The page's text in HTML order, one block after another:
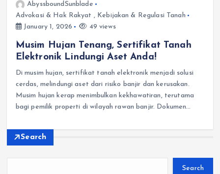
AbyssboundSunblade
Advokasi & Hak Rakyat , Kebijakan & Regulasi Tanah
January 1, 2026
49 views
Musim Hujan Tenang, Sertifikat Tanah
Elektronik Lindungi Aset Anda!
Di musim hujan, sertifikat tanah elektronik menjadi solusi
cerdas, melindungi aset dari risiko banjir dan kerusakan.
Musim hujan kerap menimbulkan kekhawatiran, terutama
bagi pemilik properti di wilayah rawan banjir. Dokumen…
Search
Search